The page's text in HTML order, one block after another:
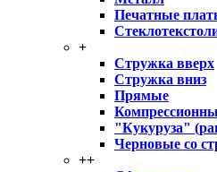
Печатные
+
Стружка вверх
Стружка вниз
Прямые
"Кукуруза"
Черновые со
++